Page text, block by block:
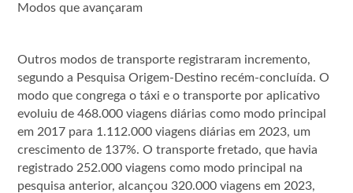
Modos que avançaram
Outros modos de transporte registraram incremento,
segundo a Pesquisa Origem-Destino recém-concluída. O
modo que congrega o táxi e o transporte por aplicativo
evoluiu de 468.000 viagens diárias como modo principal
em 2017 para 1.112.000 viagens diárias em 2023, um
crescimento de 137%. O transporte fretado, que havia
registrado 252.000 viagens como modo principal na
pesquisa anterior, alcançou 320.000 viagens em 2023,